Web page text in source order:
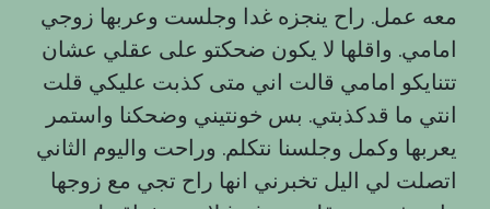
معه عمل. راح ينجزه غدا وجلست وعربها زوجي
امامي. واقلها لا يكون ضحكتو على عقلي عشان
تتنايكو امامي قالت اني متى كذبت عليكي قلت
انتي ما قدكذبتي. بس خونتيني وضحكنا واستمر
يعربها وكمل وجلسنا نتكلم. وراحت واليوم الثاني
اتصلت لي اليل تخبرني انها راح تجي مع زوجها